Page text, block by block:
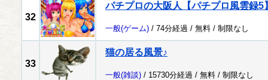
32
パチプロの大阪人【パチプロ風雲録5
一般(ゲーム) / 74分経過 / 無料 / 制限なし
33
猫の居る風景♪
一般(雑談) / 15730分経過 / 無料 / 制限なし